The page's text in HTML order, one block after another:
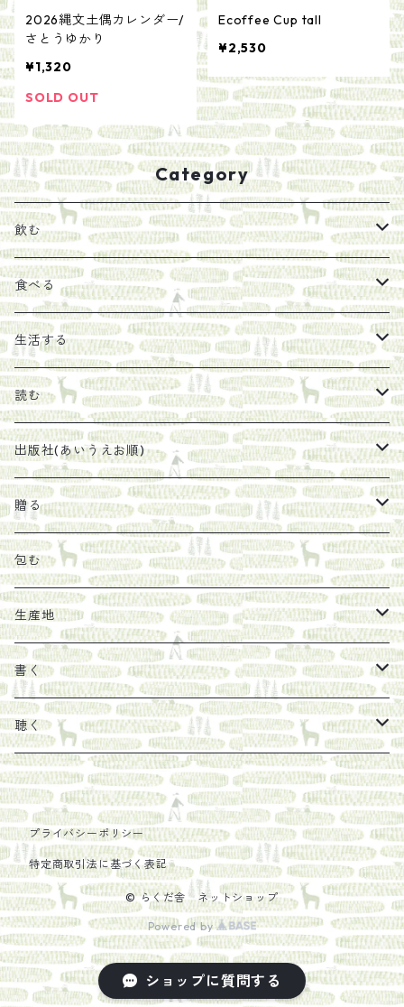
2026縄文土偶カレンダー/
さとうゆかり
¥1,320
SOLD OUT
Ecoffee Cup tall
¥2,530
Category
飲む
お茶
エキス
珈琲豆
太山寺珈琲焙煎室
食べる
ジャム
うめぼし
塩
オリーブオイル
その他
マスコバド糖
しょうがパウダー
野菜・果物
新しょうが
レモン
生活する
エコラップ
石けん
ヘチマたわし
陶器
馬目隆宏
絵
タンブラー
読む
刊行から時間が経ったけれど、長く売り続けたい一冊
贈り物に勧めたい絵本
紀伊半島ブックマルシェ関連本
らくだ舎出帆室の参考本など
新刊では販売しづらくなった本を巡らせて
古本や自由価格本から探す
出版社(あいうえお順)
らくだ舎出帆室
リトルプレス
mario books
タイドラー
Sakumag
地下BOOKS
疋田千里
PHILOSOPHIA
椋本悠哉
AIT PRESS
海外出版社
古本
あ行
明石書店
赤々舎
亜紀書房
あさやけ出版
朝日出版社
か行
偕成社
笠間書院
柏書房
KADOKAWA
さ行
里山社
左右社
猿江商會
た行
大和書房
田畑書店
な行
夏葉社
は行
贈る
包装
ギフトセット
カレンダー
カップ
ステッカー
包む
生産地
色川
そこそこ農園
農家民泊JUGEM
だものみち
安田農園
フィリピン
パレスチナ
インドネシア
メキシコ
書く
カムワッカ
らくだ舎
ポストカード
聴く
里
COLECTIVO ALTEPE
プライバシーポリシー
特定商取引法に基づく表記
© らくだ舎 ネットショップ
Powered by
ショップに質問する